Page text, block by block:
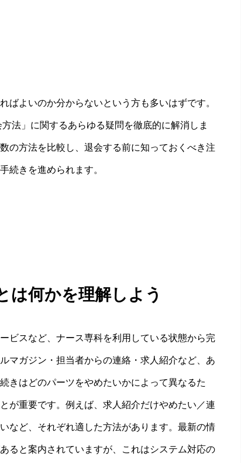
ばよいのか分からないという方も多いはずです。
法」に関するあらゆる疑問を徹底的に解消しま
の方法を比較し、退会する前に知っておくべき注
続きを進められます。
は何かを理解しよう
ビスなど、ナース専科を利用している状態から完
マガジン・担当者からの連絡・求人紹介など、あ
きはどのパーツをやめたいかによって異なるた
が重要です。例えば、求人紹介だけやめたい／連
など、それぞれ適した方法があります。最新の情
ると案内されていますが、これはシステム対応の